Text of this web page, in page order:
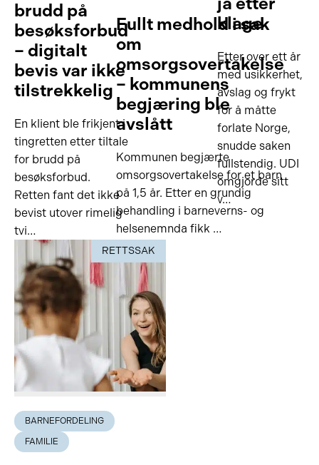
brudd på
besøksforbud
– digitalt
bevis var ikke
tilstrekkelig
En klient ble frikjent i
tingretten etter tiltale
for brudd på
besøksforbud.
Retten fant det ikke
bevist utover rimelig
tvi…
Fullt medhold i sak
om
omsorgsovertakelse
– kommunens
begjæring ble
avslått
Kommunen begjærte
omsorgsovertakelse for et barn
på 1,5 år. Etter en grundig
behandling i barneverns- og
helsenemnda fikk …
klage
Etter over ett år
med usikkerhet,
avslag og frykt
for å måtte
forlate Norge,
snudde saken
fullstendig. UDI
omgjorde sitt
v…
RETTSSAK
BARNEFORDELING
FAMILIE